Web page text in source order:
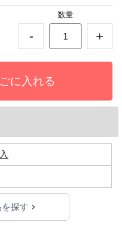
-
数量
+
探す